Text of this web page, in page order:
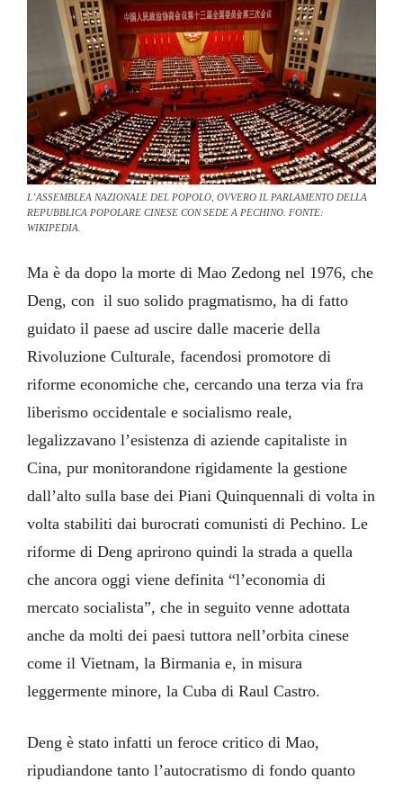
L’ASSEMBLEA NAZIONALE DEL POPOLO, OVVERO IL PARLAMENTO DELLA
REPUBBLICA POPOLARE CINESE CON SEDE A PECHINO. FONTE:
WIKIPEDIA.
Ma è da dopo la morte di Mao Zedong nel 1976, che
Deng, con il suo solido pragmatismo, ha di fatto
guidato il paese ad uscire dalle macerie della
Rivoluzione Culturale, facendosi promotore di
riforme economiche che, cercando una terza via fra
liberismo occidentale e socialismo reale,
legalizzavano l’esistenza di aziende capitaliste in
Cina, pur monitorandone rigidamente la gestione
dall’alto sulla base dei Piani Quinquennali di volta in
volta stabiliti dai burocrati comunisti di Pechino. Le
riforme di Deng aprirono quindi la strada a quella
che ancora oggi viene definita “l’economia di
mercato socialista”, che in seguito venne adottata
anche da molti dei paesi tuttora nell’orbita cinese
come il Vietnam, la Birmania e, in misura
leggermente minore, la Cuba di Raul Castro.
Deng è stato infatti un feroce critico di Mao,
ripudiandone tanto l’autocratismo di fondo quanto